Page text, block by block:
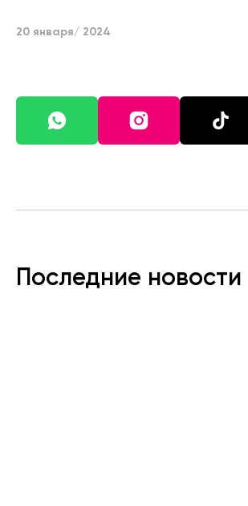
20 января/ 2024
Последние новости